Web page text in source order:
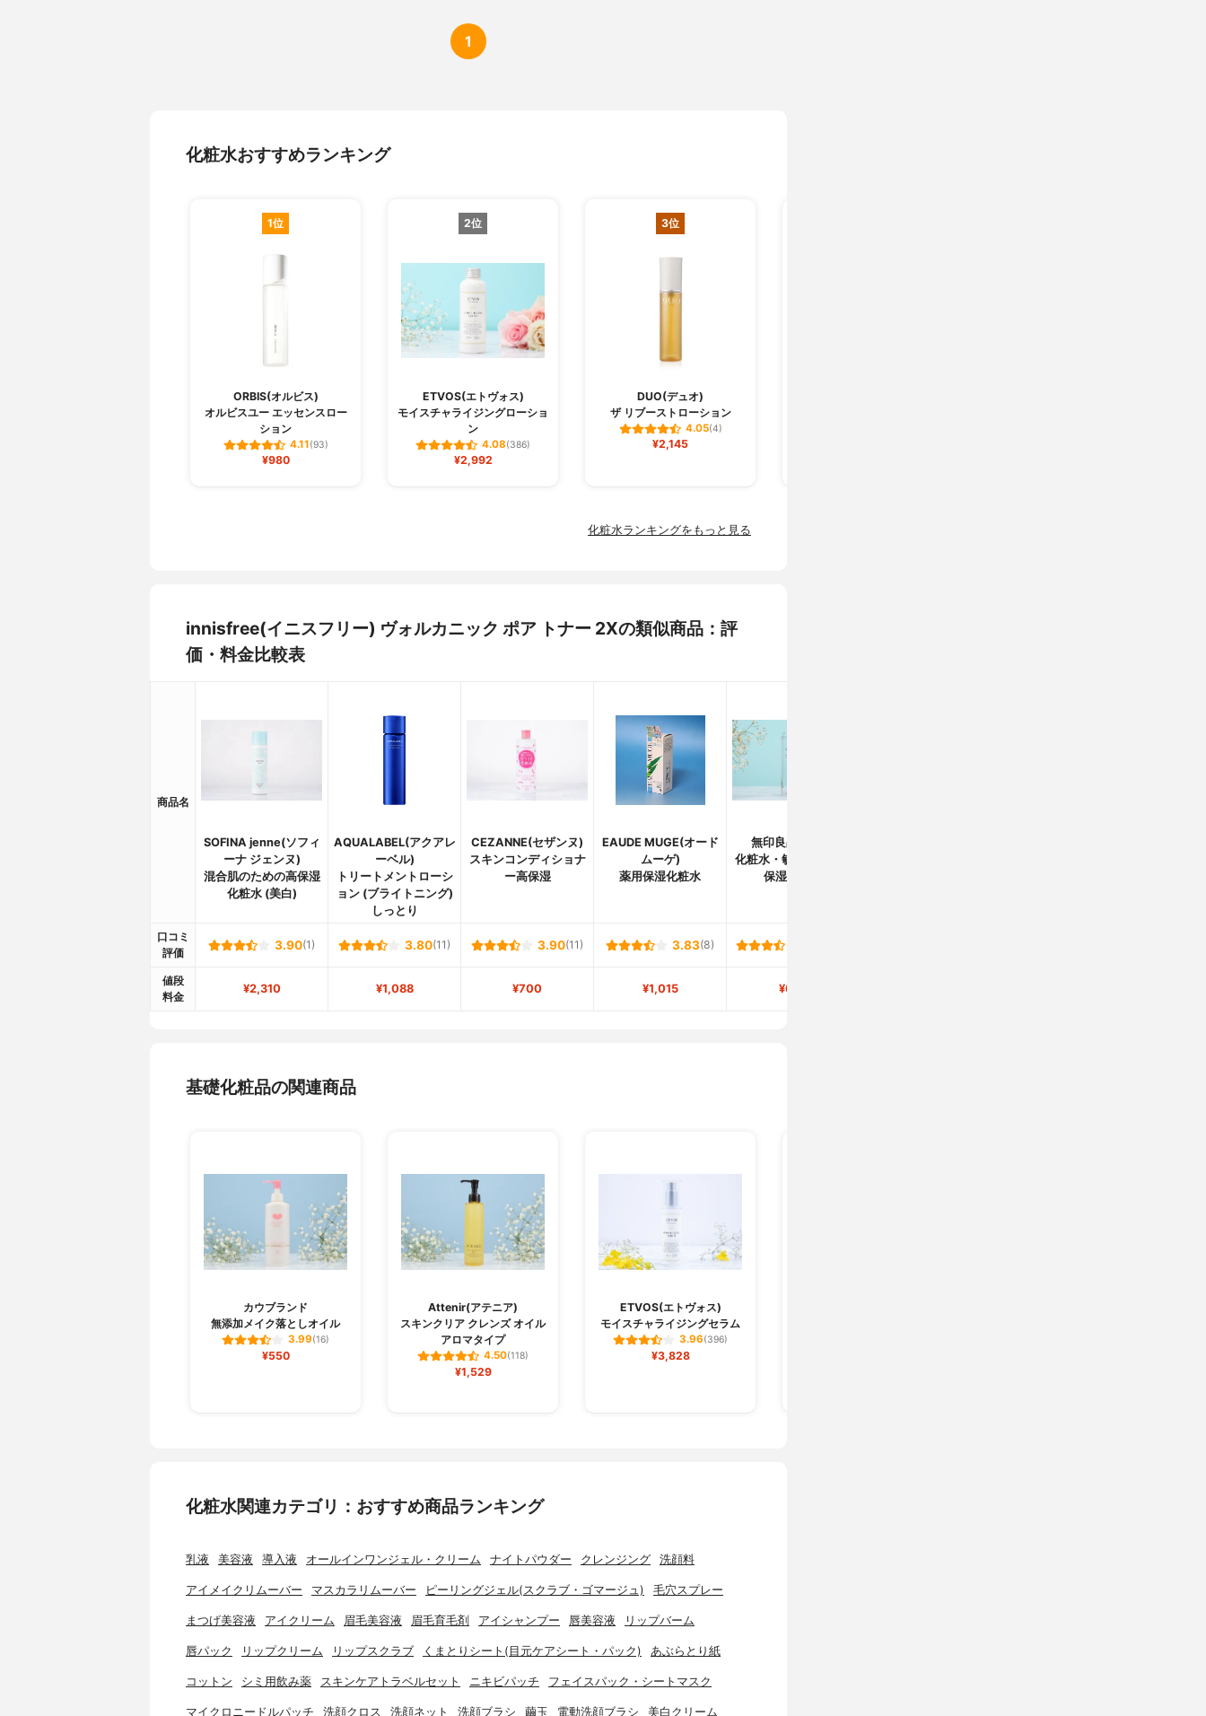
1
化粧水おすすめランキング
1位
ORBIS(オルビス)
オルビスユー エッセンスロー
ション
4.11(93)
¥980
2位
ETVOS(エトヴォス)
モイスチャライジングローショ
ン
4.08(386)
¥2,992
3位
DUO(デュオ)
ザ リブーストローション
4.05(4)
¥2,145
化粧水ランキングをもっと見る
innisfree(イニスフリー) ヴォルカニック ポア トナー 2Xの類似商品：評
価・料金比較表
商品名
SOFINA jenne(ソフィ
ーナ ジェンヌ)
混合肌のための高保湿
化粧水 (美白)
AQUALABEL(アクアレ
ーベル)
トリートメントローシ
ョン (ブライトニング)
しっとり
CEZANNE(セザンヌ)
スキンコンディショナ
ー高保湿
EAUDE MUGE(オード
ムーゲ)
薬用保湿化粧水
無印良品(MUJI)
化粧水・敏感肌用・高
保湿タイプ
口コミ
評価
3.90(1) 3.80(11) 3.90(11) 3.83(8)
値段
料金
¥2,310 ¥1,088 ¥700 ¥1,015 ¥690
基礎化粧品の関連商品
カウブランド
無添加メイク落としオイル
3.99(16)
¥550
Attenir(アテニア)
スキンクリア クレンズ オイル
アロマタイプ
4.50(118)
¥1,529
ETVOS(エトヴォス)
モイスチャライジングセラム
3.96(396)
¥3,828
化粧水関連カテゴリ：おすすめ商品ランキング
乳液 美容液 導入液 オールインワンジェル・クリーム ナイトパウダー クレンジング 洗顔料
アイメイクリムーバー マスカラリムーバー ピーリングジェル(スクラブ・ゴマージュ) 毛穴スプレー
まつげ美容液 アイクリーム 眉毛美容液 眉毛育毛剤 アイシャンプー 唇美容液 リップバーム
唇パック リップクリーム リップスクラブ くまとりシート(目元ケアシート・パック) あぶらとり紙
コットン シミ用飲み薬 スキンケアトラベルセット ニキビパッチ フェイスパック・シートマスク
マイクロニードルパッチ 洗顔クロス 洗顔ネット 洗顔ブラシ 繭玉 電動洗顔ブラシ 美白クリーム